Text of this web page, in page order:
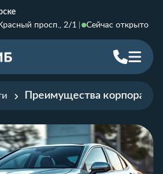
просп., 2/1
Сейчас открыто
Преимущества